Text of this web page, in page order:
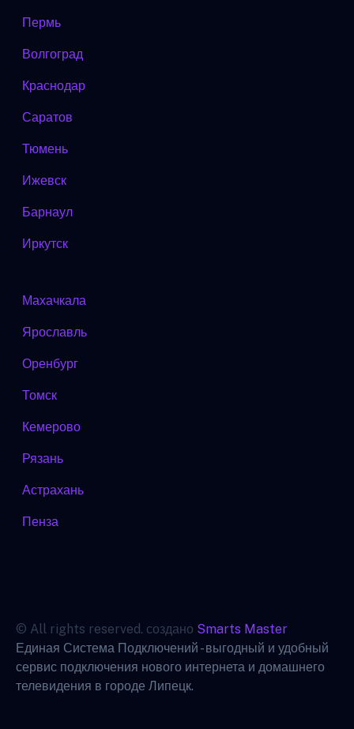
Пермь
Волгоград
Краснодар
Саратов
Тюмень
Ижевск
Барнаул
Иркутск
Махачкала
Ярославль
Оренбург
Томск
Кемерово
Рязань
Астрахань
Пенза
© All rights reserved. создано Smarts Master
Единая Система Подключений - выгодный и удобный
сервис подключения нового интернета и домашнего
телевидения в городе Липецк.